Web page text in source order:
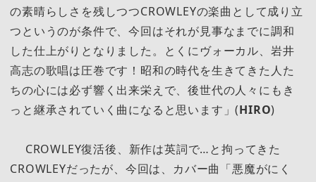
の素晴らしさを残しつつCROWLEYの楽曲として成り立
つというのが条件で、今回はそれが見事なまでに調和
した仕上がりとなりました。とくにヴォーカル、岩井
高志の歌唱は圧巻です！昭和の時代を生きてきた人た
ちの心には必ず響く出来栄えで、後世代の人々にもき
っと継承されていく曲になると思います」(HIRO)
CROWLEY復活後、新作は英詞で…と拘ってきた
CROWLEYだったが、今回は、カバー曲「悪魔がにく